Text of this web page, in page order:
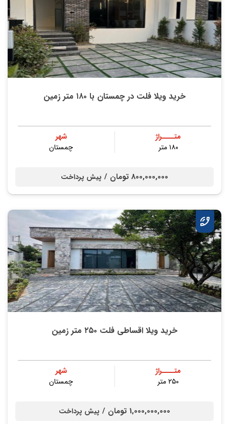
خرید ویلا فلت در چمستان با ۱۸۰ متر زمین
متــــراژ
۱۸۰ متر
شهر
چمستان
800,000,000 تومان / پیش پرداخت
خرید ویلا اقساطی فلت ۲۵۰ متر زمین
متــــراژ
۲۵۰ متر
شهر
چمستان
1,000,000,000 تومان / پیش پرداخت